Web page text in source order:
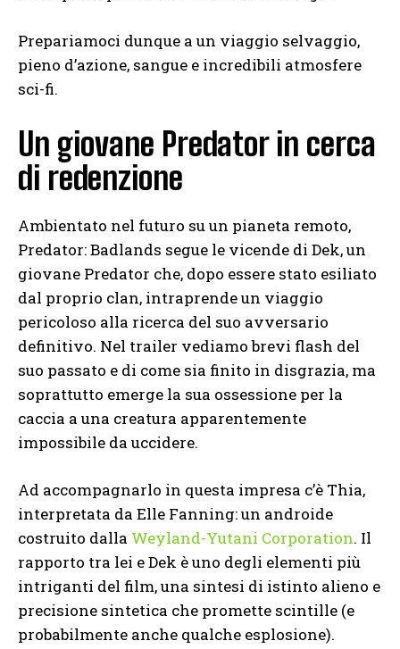
Prepariamoci dunque a un viaggio selvaggio,
pieno d’azione, sangue e incredibili atmosfere
sci-fi.
Un giovane Predator in cerca
di redenzione
Ambientato nel futuro su un pianeta remoto,
Predator: Badlands segue le vicende di Dek, un
giovane Predator che, dopo essere stato esiliato
dal proprio clan, intraprende un viaggio
pericoloso alla ricerca del suo avversario
definitivo. Nel trailer vediamo brevi flash del
suo passato e di come sia finito in disgrazia, ma
soprattutto emerge la sua ossessione per la
caccia a una creatura apparentemente
impossibile da uccidere.
Ad accompagnarlo in questa impresa c’è Thia,
interpretata da Elle Fanning: un androide
costruito dalla Weyland-Yutani Corporation. Il
rapporto tra lei e Dek è uno degli elementi più
intriganti del film, una sintesi di istinto alieno e
precisione sintetica che promette scintille (e
probabilmente anche qualche esplosione).